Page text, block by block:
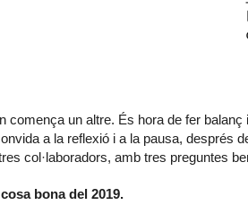
comença un altre. És hora de fer
a la reflexió i a la pausa, després
col·laboradors, amb tres preguntes
bona del 2019.